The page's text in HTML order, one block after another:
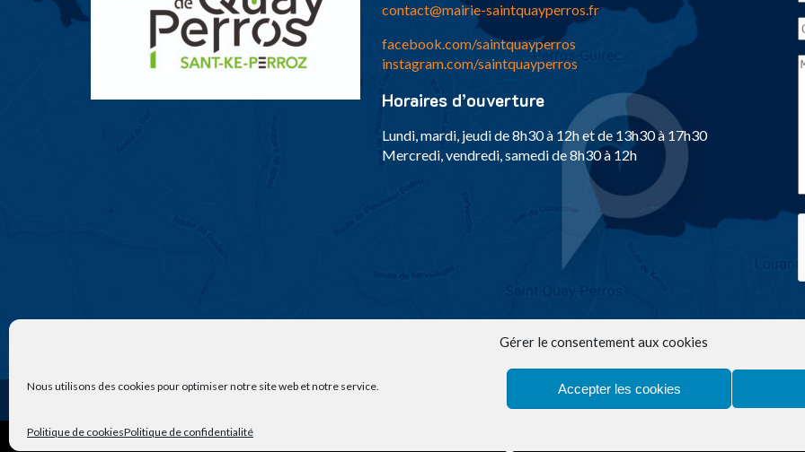
Gérer le consentement aux cookies
Nous utilisons des cookies pour optimiser notre site web et notre service. Accepter les cookies
Politique de cookiesPolitique de confidentialité
contact@mairie-saintquayperros.fr
facebook.com/saintquayperros
instagram.com/saintquayperros
Horaires d’ouverture
Lundi, mardi, jeudi de 8h30 à 12h et de 13h30 à 17h30
Mercredi, vendredi, samedi de 8h30 à 12h
MENTIONS LÉGALES